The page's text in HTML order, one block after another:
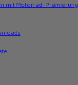
mit Motorrad-Prämierung